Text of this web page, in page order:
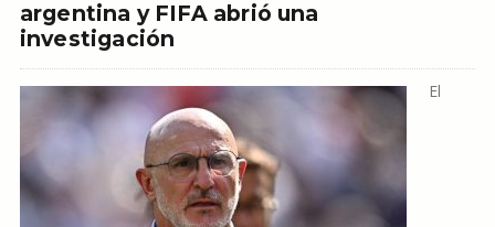
argentina y FIFA abrió una
investigación
El